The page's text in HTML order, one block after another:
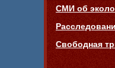
СМИ об
Свободная